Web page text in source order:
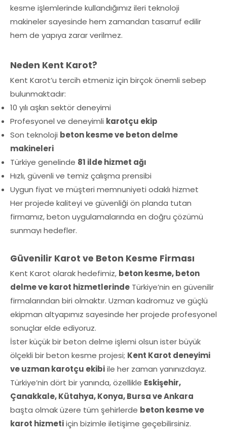
kesme işlemlerinde kullandığımız ileri teknoloji
makineler sayesinde hem zamandan tasarruf edilir
hem de yapıya zarar verilmez.
Neden Kent Karot?
Kent Karot’u tercih etmeniz için birçok önemli sebep
bulunmaktadır:
10 yılı aşkın sektör deneyimi
Profesyonel ve deneyimli karotçu ekip
Son teknoloji beton kesme ve beton delme
makineleri
Türkiye genelinde 81 ilde hizmet ağı
Hızlı, güvenli ve temiz çalışma prensibi
Uygun fiyat ve müşteri memnuniyeti odaklı hizmet
Her projede kaliteyi ve güvenliği ön planda tutan
firmamız, beton uygulamalarında en doğru çözümü
sunmayı hedefler.
Güvenilir Karot ve Beton Kesme Firması
Kent Karot olarak hedefimiz, beton kesme, beton
delme ve karot hizmetlerinde Türkiye’nin en güvenilir
firmalarından biri olmaktır. Uzman kadromuz ve güçlü
ekipman altyapımız sayesinde her projede profesyonel
sonuçlar elde ediyoruz.
İster küçük bir beton delme işlemi olsun ister büyük
ölçekli bir beton kesme projesi; Kent Karot deneyimi
ve uzman karotçu ekibiile her zaman yanınızdayız.
Türkiye’nin dört bir yanında, özellikle Eskişehir,
Çanakkale, Kütahya, Konya, Bursa ve Ankara
başta olmak üzere tüm şehirlerde beton kesme ve
karot hizmetiiçin bizimle iletişime geçebilirsiniz.